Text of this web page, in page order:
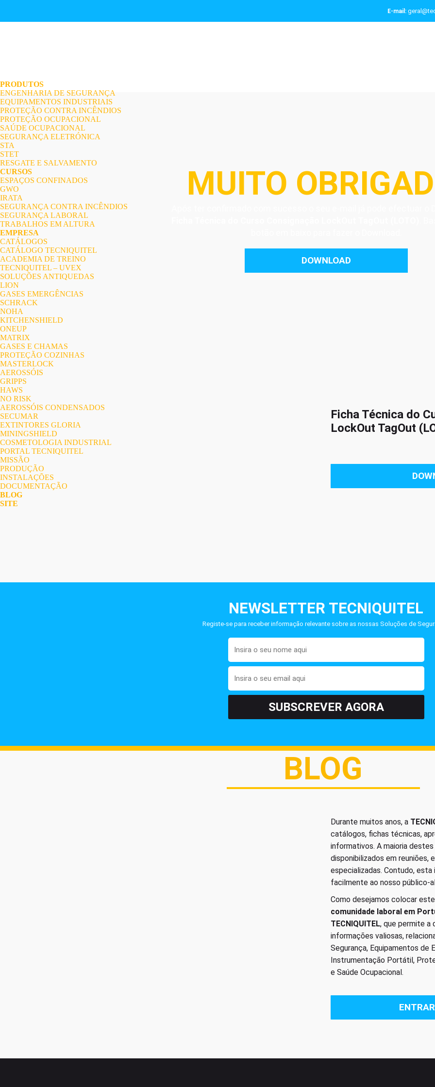
E-mail:
PRODUTOS
ENGENHARIA DE SEGURANÇA
EQUIPAMENTOS INDUSTRIAIS
PROTEÇÃO CONTRA INCÊNDIOS
PROTEÇÃO OCUPACIONAL
SAÚDE OCUPACIONAL
SEGURANÇA ELETRÓNICA
STA
STET
RESGATE E SALVAMENTO
CURSOS
ESPAÇOS CONFINADOS
GWO
IRATA
SEGURANÇA CONTRA INCÊNDIOS
SEGURANÇA LABORAL
TRABALHOS EM ALTURA
EMPRESA
CATÁLOGOS
CATÁLOGO TECNIQUITEL
ACADEMIA DE TREINO
TECNIQUITEL – UVEX
SOLUÇÕES ANTIQUEDAS
LION
GASES EMERGÊNCIAS
SCHRACK
NOHA
KITCHENSHIELD
ONEUP
MATRIX
GASES E CHAMAS
PROTEÇÃO COZINHAS
MASTERLOCK
AEROSSÓIS
GRIPPS
HAWS
NO RISK
AEROSSÓIS CONDENSADOS
SECUMAR
EXTINTORES GLORIA
MININGSHIELD
COSMETOLOGIA INDUSTRIAL
PORTAL TECNIQUITEL
MISSÃO
PRODUÇÃO
INSTALAÇÕES
DOCUMENTAÇÃO
BLOG
SITE
MUITO
DOWNLOAD
Ficha Técnica do
LockOut TagOut
NEWSLETTER TECNIQUITEL
Registe-se para receber informação relevante sobre as nossas Soluções de
BLOG
Durante muitos anos, a
catálogos, fichas técnicas,
informativos. A maioria
disponibilizados em reuniões,
especializadas. Contudo,
facilmente ao nosso público-
Como desejamos colocar
comunidade laboral em
TECNIQUITEL, que permite a
informações valiosas,
Segurança, Equipamentos de
Instrumentação Portátil,
e Saúde Ocupacional.